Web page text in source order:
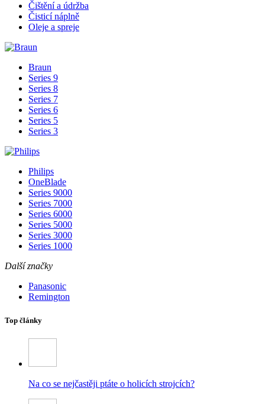
Čištění a údržba
Čisticí náplně
Oleje a spreje
Braun
Series 9
Series 8
Series 7
Series 6
Series 5
Series 3
Philips
OneBlade
Series 9000
Series 7000
Series 6000
Series 5000
Series 3000
Series 1000
Další značky
Panasonic
Remington
Top články
Na co se nejčastěji ptáte o holicích strojcích?